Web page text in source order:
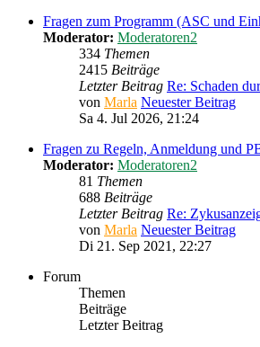
Fragen zum Programm (ASC und
Moderator: Moderatoren2
334 Themen
2415 Beiträge
Letzter Beitrag Re: Schaden
von Marla Neuester Beitrag
Sa 4. Jul 2026, 21:24
Fragen zu Regeln, Anmeldung und
Moderator: Moderatoren2
81 Themen
688 Beiträge
Letzter Beitrag Re:
von Marla Neuester Beitrag
Di 21. Sep 2021, 22:27
Forum
Themen
Beiträge
Letzter Beitrag